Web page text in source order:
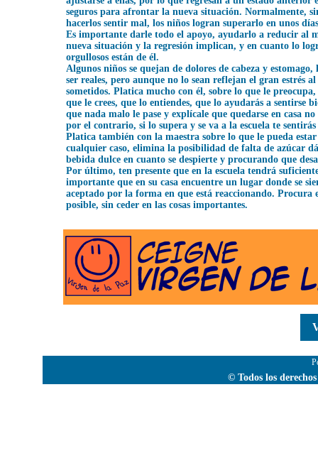
seguros para afrontar la nueva situación. Normalmente,
hacerlos sentir mal, los niños logran superarlo en unos
Es importante darle todo el apoyo, ayudarlo a reducir al
nueva situación y la regresión implican, y en cuanto lo
orgullosos están de él.
Algunos niños se quejan de dolores de cabeza y estomago,
ser reales, pero aunque no lo sean reflejan el gran estrés al
sometidos. Platica mucho con él, sobre lo que le preocupa,
que le crees, que lo entiendes, que lo ayudarás a sentirse
que nada malo le pase y explícale que quedarse en casa
por el contrario, si lo supera y se va a la escuela te
Platica también con la maestra sobre lo que le pueda
cualquier caso, elimina la posibilidad de falta de azúcar
bebida dulce en cuanto se despierte y procurando que
Por último, ten presente que en la escuela tendrá
importante que en su casa encuentre un lugar donde se
aceptado por la forma en que está reaccionando. Procura
posible, sin ceder en las cosas importantes.
© Todos los